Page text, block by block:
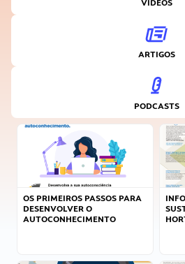
VÍDEOS
ARTIGOS
PODCASTS
OS PRIMEIROS PASSOS PARA
DESENVOLVER O
AUTOCONHECIMENTO